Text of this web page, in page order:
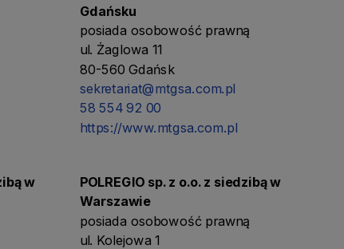
Gdańsku
posiada osobowość prawną
ul. Żaglowa 11
80-560 Gdańsk
sekretariat@mtgsa.com.pl
58 554 92 00
https://www.mtgsa.com.pl
w POLREGIO sp. z o.o. z siedzibą w
Warszawie
posiada osobowość prawną
ul. Kolejowa 1